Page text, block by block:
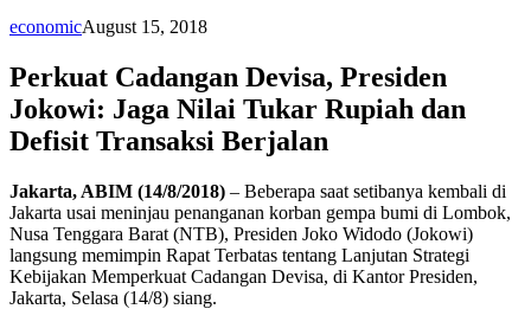
economicAugust 15, 2018
Perkuat Cadangan Devisa, Presiden
Jokowi: Jaga Nilai Tukar Rupiah dan
Defisit Transaksi Berjalan
Jakarta, ABIM (14/8/2018) – Beberapa saat setibanya kembali di
Jakarta usai meninjau penanganan korban gempa bumi di Lombok,
Nusa Tenggara Barat (NTB), Presiden Joko Widodo (Jokowi)
langsung memimpin Rapat Terbatas tentang Lanjutan Strategi
Kebijakan Memperkuat Cadangan Devisa, di Kantor Presiden,
Jakarta, Selasa (14/8) siang.